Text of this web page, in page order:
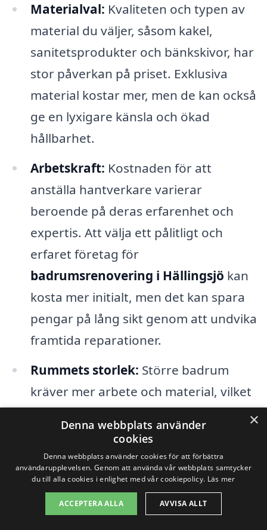
Materialval: Kvaliteten och typen av
material du väljer, såsom kakel,
sanitetsprodukter och bänkskivor, har
stor påverkan på priset. Exklusiva
material kostar mer, men de kan också
ge en lyxigare känsla och ökad
hållbarhet.
Arbetskraft: Kostnaden för att
anställa hantverkare varierar
beroende på deras erfarenhet och
expertis. Att välja ett pålitligt och
erfaret företag för
badrumsrenovering i Hällingsjö kan
kosta mer initialt, men det kan spara
pengar på lång sikt genom att undvika
framtida reparationer.
Rummets storlek: Större badrum
kräver mer arbete och material, vilket
kan öka den totala kostnaden för
renoveringen. Ju mer utrymme som
ska renoveras, desto mer tid och
resurser krävs.
Platsbyggda lösningar:Om du
×
Denna webbplats använder
cookies
Denna webbplats använder cookies för att förbättra
användarupplevelsen. Genom att använda vår webbplats samtycker
du till alla cookies i enlighet med vår cookiepolicy. Läs mer
ACCEPTERA ALLA AVVISA ALLT